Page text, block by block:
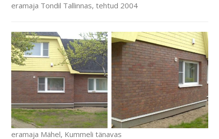
eramaja Tondil Tallinnas, tehtud 2004
eramaja Mähel, Kummeli tänavas